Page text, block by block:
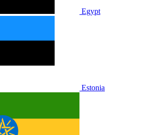
Egypt
Estonia